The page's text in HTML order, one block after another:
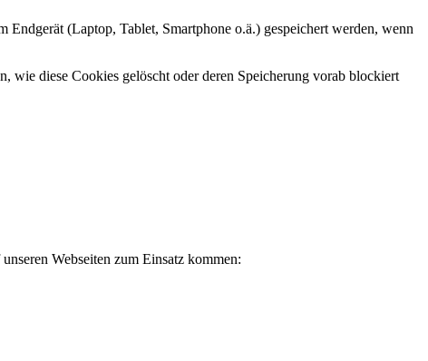
(Laptop, Tablet, Smartphone o.ä.) gespeichert werden, wenn
wie diese Cookies gelöscht oder deren Speicherung vorab blockiert
Webseiten zum Einsatz kommen: